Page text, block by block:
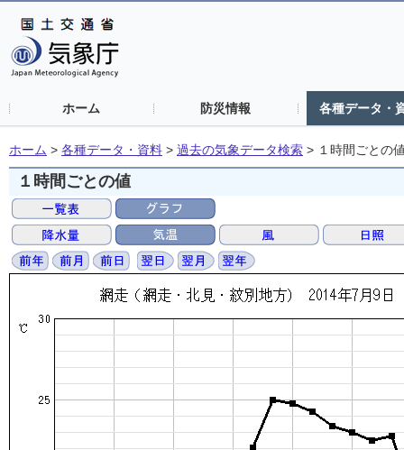
ホーム 防災情報 各種データ・
ホーム > 各種データ・資料 > 過去の気象データ検索 > １時間ごとの
１時間ごとの値